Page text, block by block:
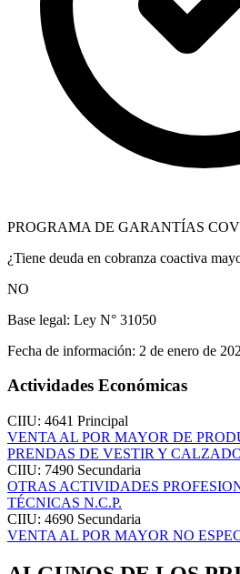
PROGRAMA DE GARANTÍAS
¿Tiene deuda en cobranza coactiva
NO
Base legal: Ley N° 31050
Fecha de información: 2 de enero de
Actividades Económicas
CIIU: 4641 Principal
VENTA AL POR MAYOR DE
PRENDAS DE VESTIR Y
CIIU: 7490 Secundaria
OTRAS ACTIVIDADES
TÉCNICAS N.C.P.
CIIU: 4690 Secundaria
VENTA AL POR MAYOR NO